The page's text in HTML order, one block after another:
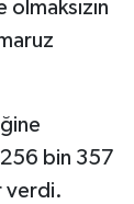
bin 357
verdi.